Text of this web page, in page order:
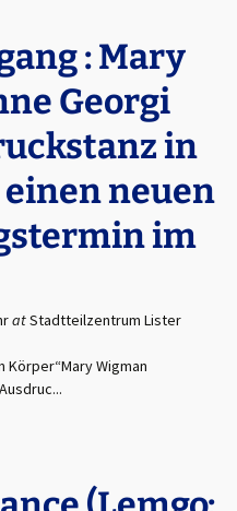
: Mary
Georgi
in
neuen
im
atStadtteilzentrum Lister
Körper“Mary Wigman